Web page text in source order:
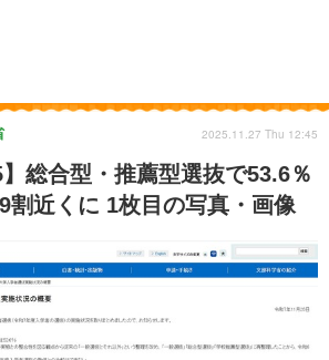
】総合型・推薦型選抜で53.6％
近くに 1枚目の写真・画像
2025.11.27 Thu 12:45